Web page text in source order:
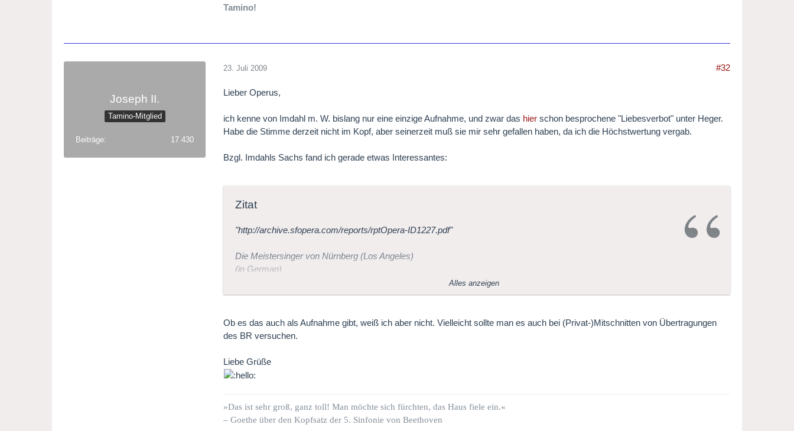
Tamino!
Joseph II.
Tamino-Mitglied
Beiträge 17.430
23. Juli 2009 #32
Lieber Operus,
ich kenne von Imdahl m. W. bislang nur eine einzige Aufnahme, und zwar das hier schon besprochene "Liebesverbot" unter Heger.
Habe die Stimme derzeit nicht im Kopf, aber seinerzeit muß sie mir sehr gefallen haben, da ich die Höchstwertung vergab.
Bzgl. Imdahls Sachs fand ich gerade etwas Interessantes:
Zitat
"http://archive.sfopera.com/reports/rptOpera-ID1227.pdf"
Die Meistersinger von Nürnberg (Los Angeles)
(in German)
Libretto by Richard Wagner
Walther von Stolzing, a Franconian knight Jess Thomas
Eva, Pogner's daughter Pilar Lorengar
David, apprentice to Hans Sachs Alexander Young
Veit Pogner, goldsmith Thomas O'Leary
Kunz Vogelgesang, furrier William Whitesides
Konrad Nachtigall, buckle-maker Richard Fredricks
Alles anzeigen
Ob es das auch als Aufnahme gibt, weiß ich aber nicht. Vielleicht sollte man es auch bei (Privat-)Mitschnitten von Übertragungen
des BR versuchen.
Liebe Grüße
»Das ist sehr groß, ganz toll! Man möchte sich fürchten, das Haus fiele ein.«
– Goethe über den Kopfsatz der 5. Sinfonie von Beethoven